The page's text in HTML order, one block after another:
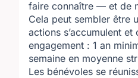
faire connaître — et de
Cela peut sembler être
actions s’accumulent et
engagement : 1 an
semaine en moyenne
Les bénévoles se